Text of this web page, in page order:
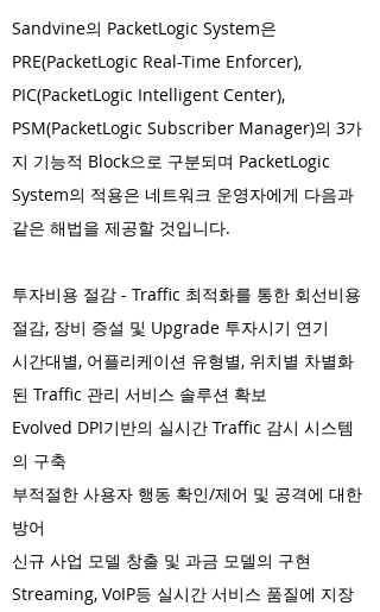
Sandvine의 PacketLogic System은
PRE(PacketLogic Real-Time Enforcer),
PIC(PacketLogic Intelligent Center),
PSM(PacketLogic Subscriber Manager)의 3가
지 기능적 Block으로 구분되며 PacketLogic
System의 적용은 네트워크 운영자에게 다음과
같은 해법을 제공할 것입니다.
투자비용 절감 - Traffic 최적화를 통한 회선비용
절감, 장비 증설 및 Upgrade 투자시기 연기
시간대별, 어플리케이션 유형별, 위치별 차별화
된 Traffic 관리 서비스 솔루션 확보
Evolved DPI기반의 실시간 Traffic 감시 시스템
의 구축
부적절한 사용자 행동 확인/제어 및 공격에 대한
방어
신규 사업 모델 창출 및 과금 모델의 구현
Streaming, VoIP등 실시간 서비스 품질에 지장